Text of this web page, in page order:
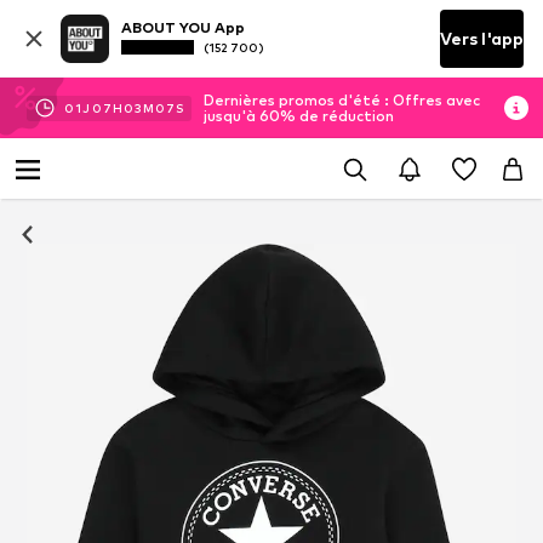
ABOUT YOU App
(152 700) Vers l'app
01J 07H 03M 06 S
Dernières promos d'été : Offres avec
jusqu'à 60% de réduction